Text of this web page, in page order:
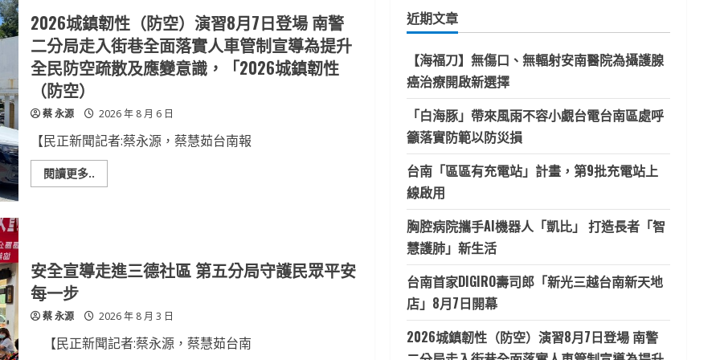
2026城鎮韌性（防空）演習8月7日登場 南警
二分局走入街巷全面落實人車管制宣導為提升
全民防空疏散及應變意識，「2026城鎮韌性
（防空）
蔡 永源 2026 年 8 月 6 日
【民正新聞記者:蔡永源，蔡慧茹台南報
閱讀更多..Read
more
（防
空）
月
日
登
安全宣導走進三德社區 第五分局守護民眾平安
每一步
蔡 永源 2026 年 8 月 3 日
【民正新聞記者:蔡永源，蔡慧茹台南
字:
近期文章
【海福刀】無傷口、無輻射安南醫院為攝護腺
癌治療開啟新選擇
「白海豚」帶來風雨不容小覷台電台南區處呼
籲落實防範以防災損
台南「區區有充電站」計畫，第9批充電站上
線啟用
胸腔病院攜手AI機器人「凱比」 打造長者「智
慧護肺」新生活
台南首家DIGIRO壽司郎「新光三越台南新天地
店」8月7日開幕
2026城鎮韌性（防空）演習8月7日登場 南警